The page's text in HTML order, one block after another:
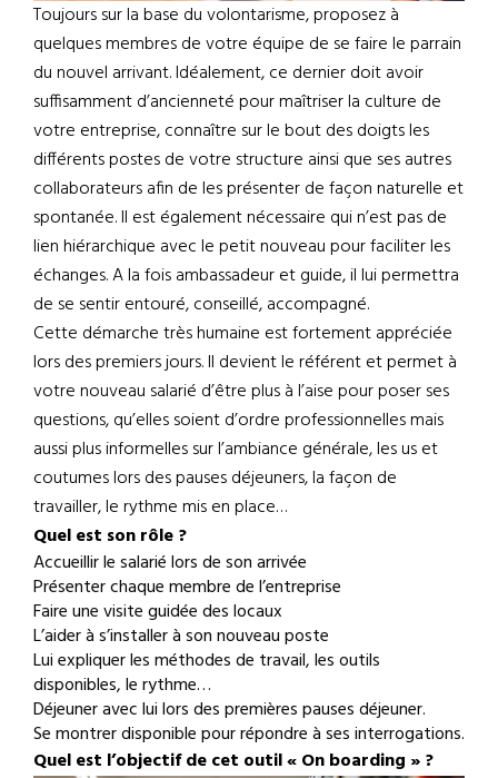
Toujours sur la base du volontarisme, proposez à
quelques membres de votre équipe de se faire le parrain
du nouvel arrivant. Idéalement, ce dernier doit avoir
suffisamment d’ancienneté pour maîtriser la culture de
votre entreprise, connaître sur le bout des doigts les
différents postes de votre structure ainsi que ses autres
collaborateurs afin de les présenter de façon naturelle et
spontanée. Il est également nécessaire qui n’est pas de
lien hiérarchique avec le petit nouveau pour faciliter les
échanges. A la fois ambassadeur et guide, il lui permettra
de se sentir entouré, conseillé, accompagné.
Cette démarche très humaine est fortement appréciée
lors des premiers jours. Il devient le référent et permet à
votre nouveau salarié d’être plus à l’aise pour poser ses
questions, qu’elles soient d’ordre professionnelles mais
aussi plus informelles sur l’ambiance générale, les us et
coutumes lors des pauses déjeuners, la façon de
travailler, le rythme mis en place…
Quel est son rôle ?
Accueillir le salarié lors de son arrivée
Présenter chaque membre de l’entreprise
Faire une visite guidée des locaux
L’aider à s’installer à son nouveau poste
Lui expliquer les méthodes de travail, les outils
disponibles, le rythme…
Déjeuner avec lui lors des premières pauses déjeuner.
Se montrer disponible pour répondre à ses interrogations.
Quel est l’objectif de cet outil « On boarding » ?